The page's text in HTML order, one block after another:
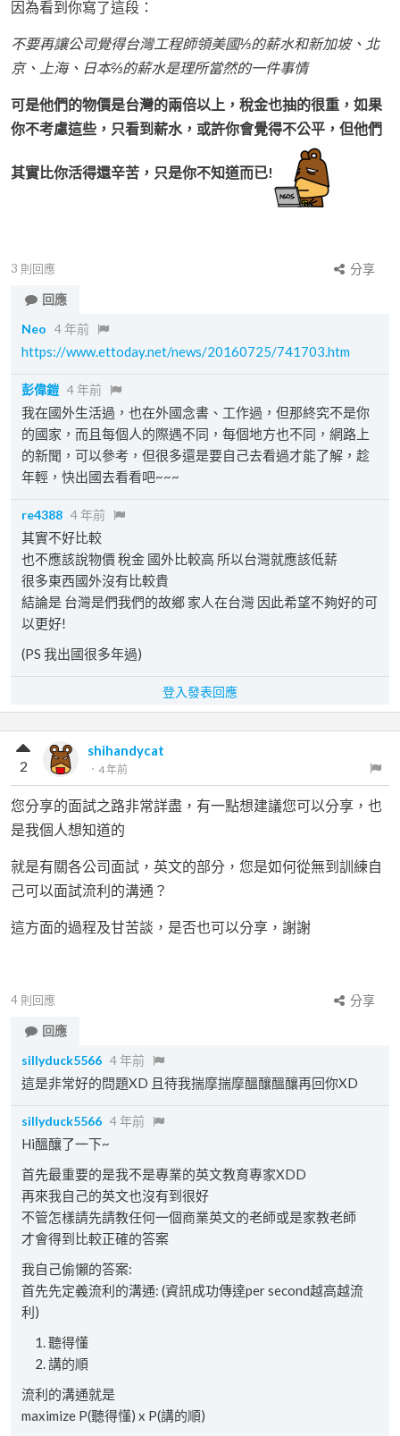
因為看到你寫了這段：
不要再讓公司覺得台灣工程師領美國⅓的薪水和新加坡、北
京、上海、日本⅔的薪水是理所當然的一件事情
可是他們的物價是台灣的兩倍以上，稅金也抽的很重，如果
你不考慮這些，只看到薪水，或許你會覺得不公平，但他們
其實比你活得還辛苦，只是你不知道而已!
3 則回應
分享
回應
Neo 4 年前
https://www.ettoday.net/news/20160725/741703.htm
彭偉鎧 4 年前
我在國外生活過，也在外國念書、工作過，但那終究不是你
的國家，而且每個人的際遇不同，每個地方也不同，網路上
的新聞，可以參考，但很多還是要自己去看過才能了解，趁
年輕，快出國去看看吧~~~
re4388 4 年前
其實不好比較
也不應該說物價 稅金 國外比較高 所以台灣就應該低薪
很多東西國外沒有比較貴
結論是 台灣是們我們的故鄉 家人在台灣 因此希望不夠好的可
以更好!
(PS 我出國很多年過)
登入發表回應
shihandycat
． 4 年前
2
您分享的面試之路非常詳盡，有一點想建議您可以分享，也
是我個人想知道的
就是有關各公司面試，英文的部分，您是如何從無到訓練自
己可以面試流利的溝通？
這方面的過程及甘苦談，是否也可以分享，謝謝
4 則回應
分享
回應
sillyduck5566 4 年前
這是非常好的問題XD 且待我揣摩揣摩醞釀醞釀再回你XD
sillyduck5566 4 年前
Hi醞釀了一下~
首先最重要的是我不是專業的英文教育專家XDD
再來我自己的英文也沒有到很好
不管怎樣請先請教任何一個商業英文的老師或是家教老師
才會得到比較正確的答案
我自己偷懶的答案:
首先先定義流利的溝通: (資訊成功傳達per second越高越流
利)
聽得懂
講的順
流利的溝通就是
maximize P(聽得懂) x P(講的順)